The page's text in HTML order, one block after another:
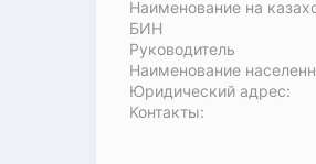
Наименование на
БИН
Руководитель
Наименование
Юридический адрес:
Koнтaкты: